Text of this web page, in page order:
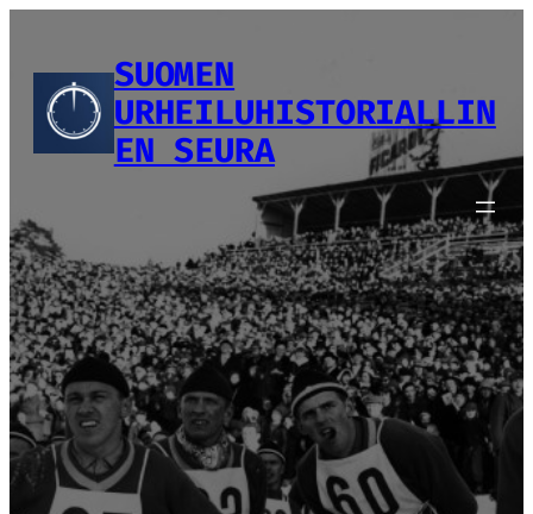
SUOMEN
URHEILUHISTORIALLIN
EN SEURA